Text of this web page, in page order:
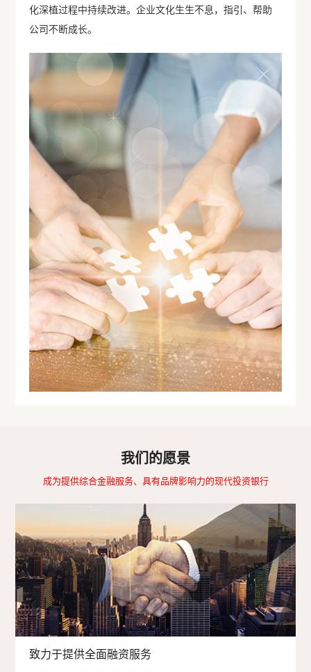
化深植过程中持续改进。企业文化生生不息，指引、帮助
公司不断成长。
我们的愿景
成为提供综合金融服务、具有品牌影响力的现代投资银行
致力于提供全面融资服务